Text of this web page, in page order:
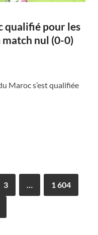
qualifié pour les
nul (0-0)
Maroc s’est qualifiée
3 … 1 604